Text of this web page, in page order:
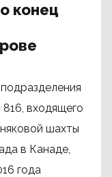
конец
входящего
шахты
в Канаде,
года